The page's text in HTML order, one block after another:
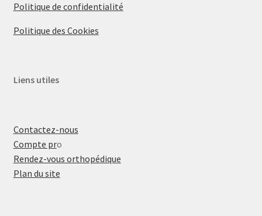
Politique de confidentialité
Politique des Cookies
Liens utiles
Contactez-nous
Compte pro
Rendez-vous orthopédique
Plan du site